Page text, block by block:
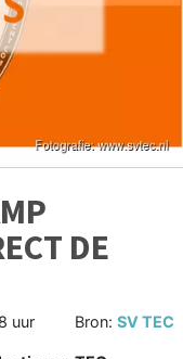
DE
uur Bron: SV TEC